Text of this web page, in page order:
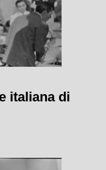
italiana di